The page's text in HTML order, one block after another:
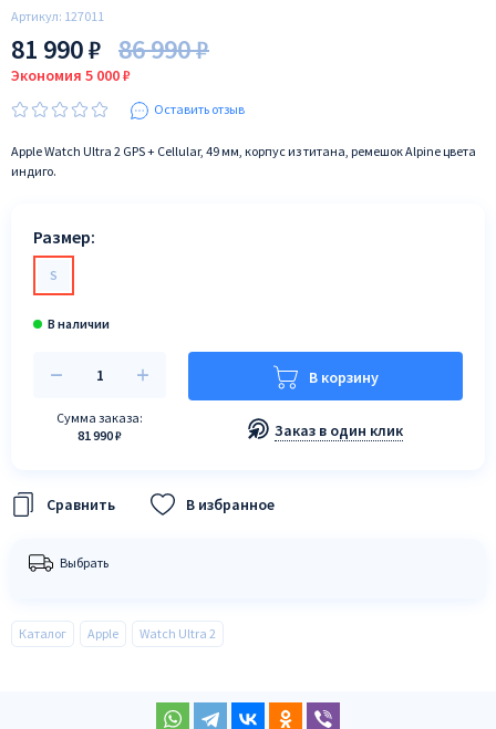
Артикул: 127011
81 990 ₽ 86 990 ₽
Экономия 5 000 ₽
Оставить отзыв
Apple Watch Ultra 2 GPS + Cellular, 49 мм, корпус из титана, ремешок Alpine цвета
индиго.
Размер:
S
Сумма заказа:
81 990 ₽
В корзину
Заказ в один клик
В избранное
Выбрать
Каталог Apple Watch Ultra 2